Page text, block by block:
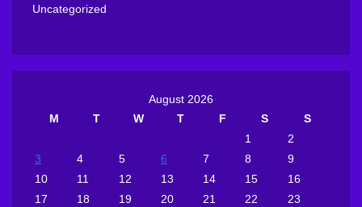
Uncategorized
August 2026
M
T W T F S
S
1
2
3
4 5 6 7 8
9
10
11 12 13 14 15
16
17
18 19 20 21 22 23